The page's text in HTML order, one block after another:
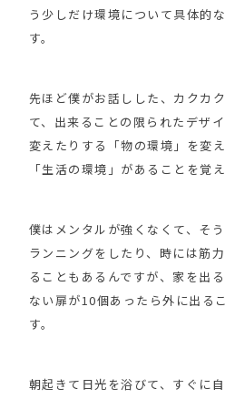
う少しだけ環境について具体的
す。
先ほど僕がお話しした、カクカ
て、出来ることの限られたデザ
変えたりする「物の環境」を変
「生活の環境」があることを覚
僕はメンタルが強くなくて、そ
ランニングをしたり、時には筋
ることもあるんですが、家を出
ない扉が10個あったら外に出る
す。
朝起きて日光を浴びて、すぐに